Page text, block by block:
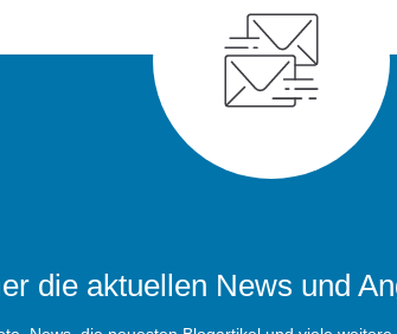
die aktuellen News und